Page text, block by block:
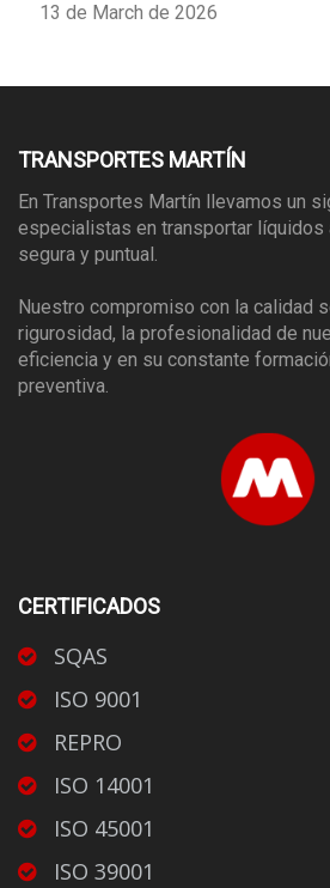
13 de March de 2026
TRANSPORTES MARTÍN
En Transportes Martín llevamos un
especialistas en transportar líquidos
segura y puntual.
Nuestro compromiso con la calidad
rigurosidad, la profesionalidad de
eficiencia y en su constante
preventiva.
CERTIFICADOS
SQAS
ISO 9001
REPRO
ISO 14001
ISO 45001
ISO 39001